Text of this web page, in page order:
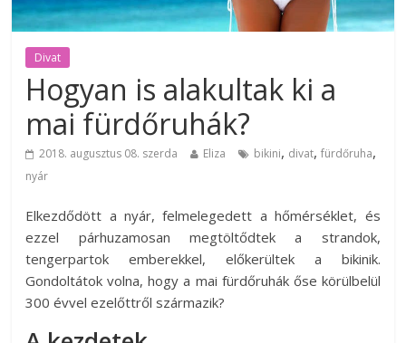
Divat
Hogyan is alakultak ki a
mai fürdőruhák?
2018. augusztus 08. szerda Eliza bikini, divat,fürdőruha,
nyár
Elkezdődött a nyár, felmelegedett a hőmérséklet, és
ezzel párhuzamosan megtöltődtek a strandok,
tengerpartok emberekkel, előkerültek a bikinik.
Gondoltátok volna, hogy a mai fürdőruhák őse körülbelül
300 évvel ezelőttről származik?